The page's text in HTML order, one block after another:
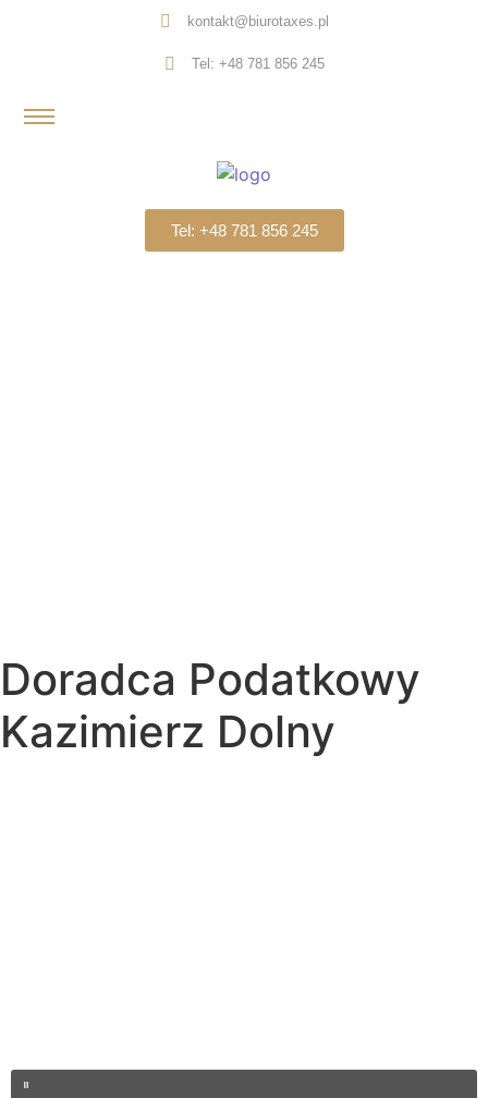
kontakt@biurotaxes.pl
Tel: +48 781 856 245
Tel: +48 781 856 245
Doradca Podatkowy
Kazimierz Dolny